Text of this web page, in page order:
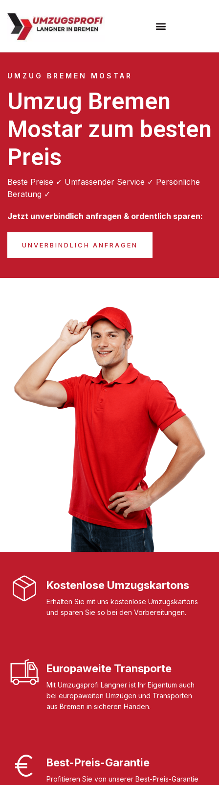
UMZUG BREMEN MOSTAR
Umzug Bremen
Mostar zum besten
Preis
Beste Preise ✓ Umfassender Service ✓ Persönliche
Beratung ✓
Jetzt unverbindlich anfragen & ordentlich sparen:
UNVERBINDLICH ANFRAGEN
Kostenlose Umzugskartons
Erhalten Sie mit uns kostenlose Umzugskartons
und sparen Sie so bei den Vorbereitungen.
Europaweite Transporte
Mit Umzugsprofi Langner ist Ihr Eigentum auch
bei europaweiten Umzügen und Transporten
aus Bremen in sicheren Händen.
Best-Preis-Garantie
Profitieren Sie von unserer Best-Preis-Garantie